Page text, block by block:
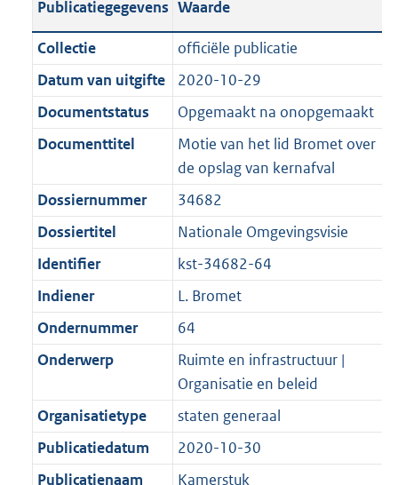
i
e
i
n
f
m
a
a
t
3
K
b
t
i
e
i
n
r
m
a
a
t
:
K
b
a
t
i
e
i
o
r
m
a
a
t
e
2
K
b
c
a
t
i
e
f
o
r
m
a
a
t
t
:
5
K
a
n
d
s
g
r
o
o
t
e
:
2
b
a
n
d
s
g
r
o
t
t
e
K
b
Publicatiegegevens Waarde
Collectie
officiële publicatie
Datum van uitgifte
2020-10-29
Documentstatus
Opgemaakt na onopgemaakt
Documenttitel
Motie van het lid Bromet over
de opslag van kernafval
Dossiernummer
34682
Dossiertitel
Nationale Omgevingsvisie
Identifier
kst-34682-64
Indiener
L. Bromet
Ondernummer
64
Onderwerp
Ruimte en infrastructuur |
Organisatie en beleid
Organisatietype
staten generaal
Publicatiedatum
2020-10-30
Publicatienaam
Kamerstuk